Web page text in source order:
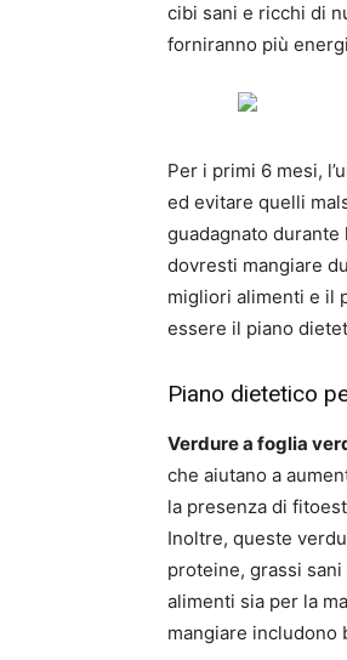
cibi sani e ricchi di
forniranno più
Per i primi 6 mesi,
ed evitare quelli
guadagnato durante
dovresti mangiare
migliori alimenti e il
essere il piano
Piano dietetico
Verdure a foglia
che aiutano a
la presenza di
Inoltre, queste
proteine, grassi
alimenti sia per la
mangiare includono